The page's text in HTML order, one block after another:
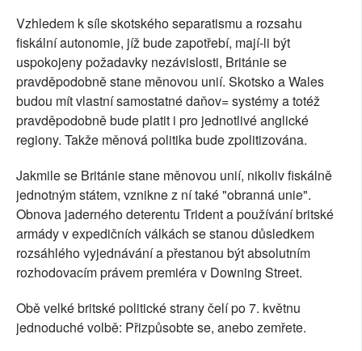
Vzhledem k síle skotského separatismu a rozsahu
fiskální autonomie, jíž bude zapotřebí, mají-li být
uspokojeny požadavky nezávislosti, Británie se
pravděpodobně stane měnovou unií. Skotsko a Wales
budou mít vlastní samostatné daňov= systémy a totéž
pravděpodobně bude platit i pro jednotlivé anglické
regiony. Takže měnová politika bude zpolitizována.
Jakmile se Británie stane měnovou unií, nikoliv fiskálně
jednotným státem, vznikne z ní také "obranná unie".
Obnova jaderného deterentu Trident a používání britské
armády v expedičních válkách se stanou důsledkem
rozsáhlého vyjednávání a přestanou být absolutním
rozhodovacím právem premiéra v Downing Street.
Obě velké britské politické strany čelí po 7. květnu
jednoduché volbě: Přizpůsobte se, anebo zemřete.